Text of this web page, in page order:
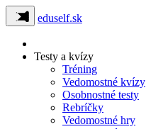
eduself.sk
Testy a kvízy
Tréning
Vedomostné kvízy
Osobnostné testy
Rebríčky
Vedomostné hry